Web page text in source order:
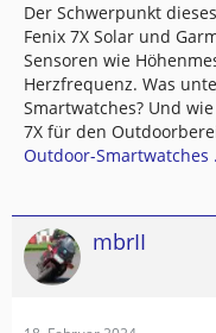
Der Schwerpunkt
Fenix 7X Solar und
Sensoren wie
Herzfrequenz. Was
Smartwatches? Und
7X für den
Outdoor-Smartwatches
mbrII